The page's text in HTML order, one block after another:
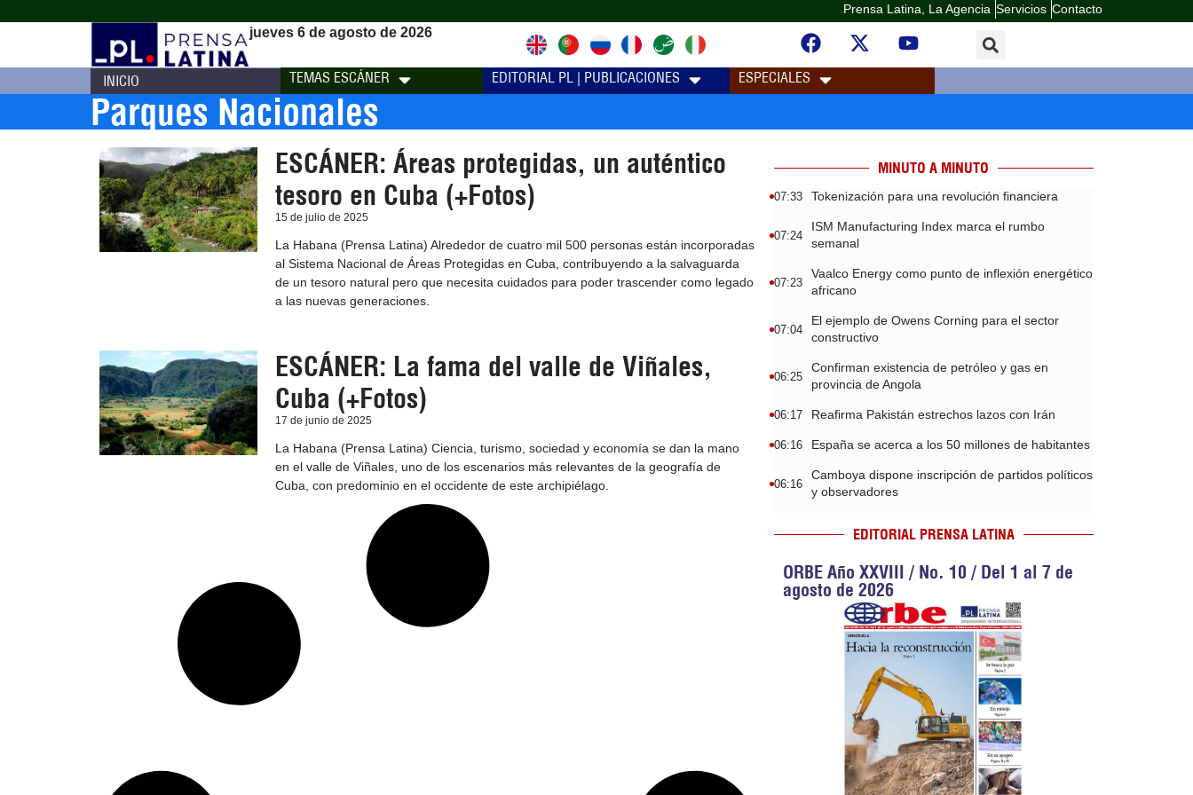
Prensa Latina, La Agencia Servicios Contacto
jueves 6 de agosto de 2026
INICIO TEMAS ESCÁNER EDITORIAL PL | PUBLICACIONES ESPECIALES
Parques Nacionales
ESCÁNER: Áreas protegidas, un auténtico
tesoro en Cuba (+Fotos)
15 de julio de 2025
La Habana (Prensa Latina) Alrededor de cuatro mil 500 personas están incorporadas
al Sistema Nacional de Áreas Protegidas en Cuba, contribuyendo a la salvaguarda
de un tesoro natural pero que necesita cuidados para poder trascender como legado
a las nuevas generaciones.
ESCÁNER: La fama del valle de Viñales,
Cuba (+Fotos)
17 de junio de 2025
La Habana (Prensa Latina) Ciencia, turismo, sociedad y economía se dan la mano
en el valle de Viñales, uno de los escenarios más relevantes de la geografía de
Cuba, con predominio en el occidente de este archipiélago.
MINUTO A MINUTO
07:33 Tokenización para una revolución financiera
07:24
ISM Manufacturing Index marca el rumbo
semanal
07:23
Vaalco Energy como punto de inflexión energético
africano
07:04
El ejemplo de Owens Corning para el sector
constructivo
06:25
Confirman existencia de petróleo y gas en
provincia de Angola
06:17 Reafirma Pakistán estrechos lazos con Irán
06:16 España se acerca a los 50 millones de habitantes
06:16
Camboya dispone inscripción de partidos políticos
y observadores
EDITORIAL PRENSA LATINA
ORBE Año XXVIII / No. 10 / Del 1 al 7 de
agosto de 2026